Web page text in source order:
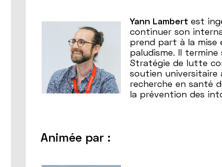
Yann Lambertest
continuer son
prend part à la mise
paludisme. Il
Stratégie de lutte
soutien
recherche en santé
la prévention des
Animée par :